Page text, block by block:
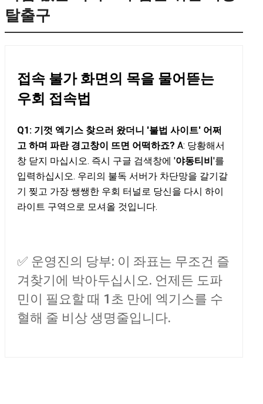
탈출구
접속 불가 화면의 목을 물어뜯는
우회 접속법
Q1: 기껏 엑기스 찾으러 왔더니 '불법 사이트' 어쩌
고 하며 파란 경고창이 뜨면 어떡하죠? A: 당황해서
창 닫지 마십시오. 즉시 구글 검색창에 '야동티비'를
입력하십시오. 우리의 불독 서버가 차단망을 갈기갈
기 찢고 가장 쌩쌩한 우회 터널로 당신을 다시 하이
라이트 구역으로 모셔올 것입니다.
✅ 운영진의 당부: 이 좌표는 무조건 즐
겨찾기에 박아두십시오. 언제든 도파
민이 필요할 때 1초 만에 엑기스를 수
혈해 줄 비상 생명줄입니다.